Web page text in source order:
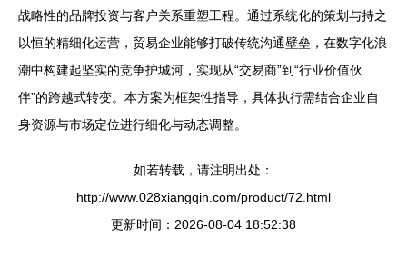
战略性的品牌投资与客户关系重塑工程。通过系统化的策划与持之
以恒的精细化运营，贸易企业能够打破传统沟通壁垒，在数字化浪
潮中构建起坚实的竞争护城河，实现从“交易商”到“行业价值伙
伴”的跨越式转变。本方案为框架性指导，具体执行需结合企业自
身资源与市场定位进行细化与动态调整。
如若转载，请注明出处：
http://www.028xiangqin.com/product/72.html
更新时间：2026-08-04 18:52:38